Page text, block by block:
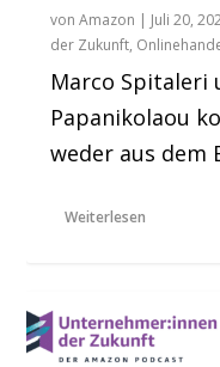
vonAmazon | Juli 20,
der Zukunft,
Marco Spitaleri
Papanikolaou
weder aus dem
Weiterlesen